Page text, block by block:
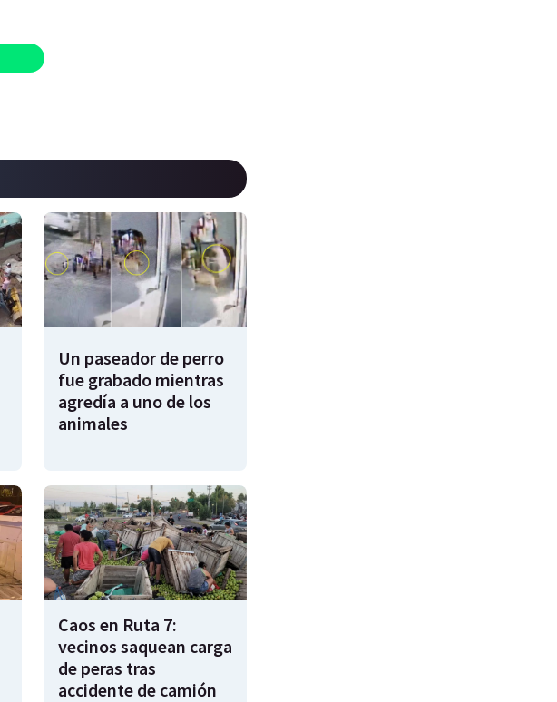
Un paseador de perro
fue grabado mientras
agredía a uno de los
animales
Caos en Ruta 7:
vecinos saquean carga
de peras tras
accidente de camión